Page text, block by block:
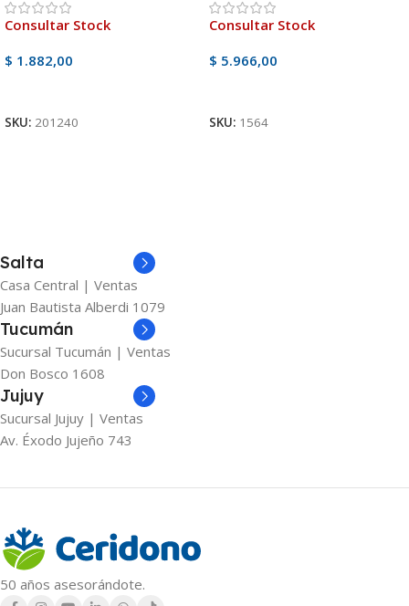
Consultar Stock
$ 1.882,00
SKU: 201240
Consultar Stock
$ 5.966,00
SKU: 1564
Salta
Casa Central | Ventas
Juan Bautista Alberdi 1079
Tucumán
Sucursal Tucumán | Ventas
Don Bosco 1608
Jujuy
Sucursal Jujuy | Ventas
Av. Éxodo Jujeño 743
50 años asesorándote.